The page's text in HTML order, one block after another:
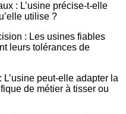
: L’usine précise-t-elle
utilise ?
: Les usines fiables
leurs tolérances de
peut-elle adapter la
de métier à tisser ou